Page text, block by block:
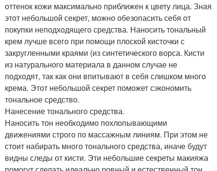
оттенок кожи максимально приближен к цвету лица. Зная
этот небольшой секрет, можно обезопасить себя от
покупки неподходящего средства. Наносить тональный
крем лучше всего при помощи плоской кисточки с
закругленными краями (из синтетического ворса. Кисти
из натурального материала в данном случае не
подходят, так как они впитывают в себя слишком много
крема. Этот небольшой секрет поможет сэкономить
тональное средство.
Нанесение тонального средства.
Наносить тон необходимо похлопывающими
движениями строго по массажным линиям. При этом не
стоит набирать много тонального средства, иначе будут
видны следы от кисти. Эти небольшие секреты макияжа